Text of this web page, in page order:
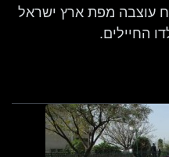
עוצבה מפת ארץ ישראל
החיילים.